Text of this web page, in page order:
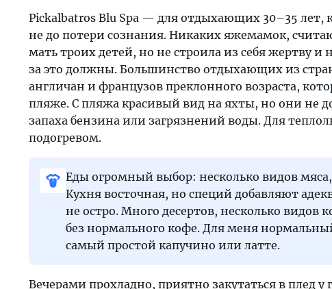
Pickalbatros Blu Spa — для отдыхающих 30–35 лет,
не до потери сознания. Никаких яжемамок,
мать троих детей, но не строила из себя жертву и
за это должны. Большинство отдыхающих из
англичан и французов преклонного возраста,
пляже. С пляжа красивый вид на яхты, но они не
запаха бензина или загрязнений воды. Для
подогревом.
Еды огромный выбор: несколько видов
Кухня восточная, но специй добавляют
не остро. Много десертов, несколько видов
без нормального кофе. Для меня
самый простой капучино или латте.
Вечерами прохладно, приятно закутаться в плед у